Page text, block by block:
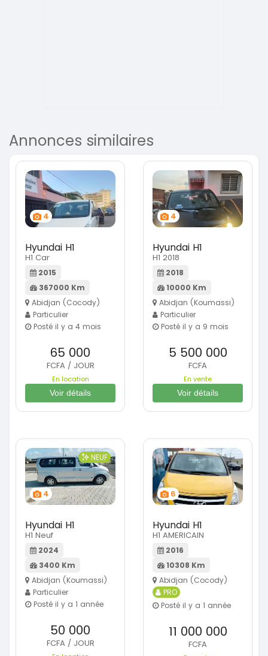
Annonces similaires
4
Hyundai H1
H1 Car
2015
367000 Km
Abidjan (Cocody)
Particulier
Posté il y a 4 mois
65 000
FCFA / JOUR
En location
Voir détails
4
Hyundai H1
H1 2018
2018
10000 Km
Abidjan (Koumassi)
Particulier
Posté il y a 9 mois
5 500 000
FCFA
En vente
Voir détails
4
NEUF
Hyundai H1
H1 Neuf
2024
3400 Km
Abidjan (Koumassi)
Particulier
Posté il y a 1 année
50 000
FCFA / JOUR
6
Hyundai H1
H1 AMERICAIN
2016
10308 Km
Abidjan (Cocody)
PRO
Posté il y a 1 année
11 000 000
FCFA